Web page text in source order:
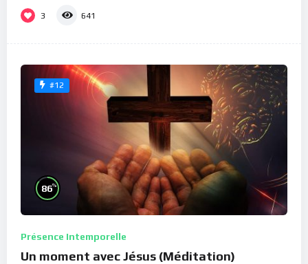
3 641
#12
86%
Présence Intemporelle
Un moment avec Jésus (Méditation)